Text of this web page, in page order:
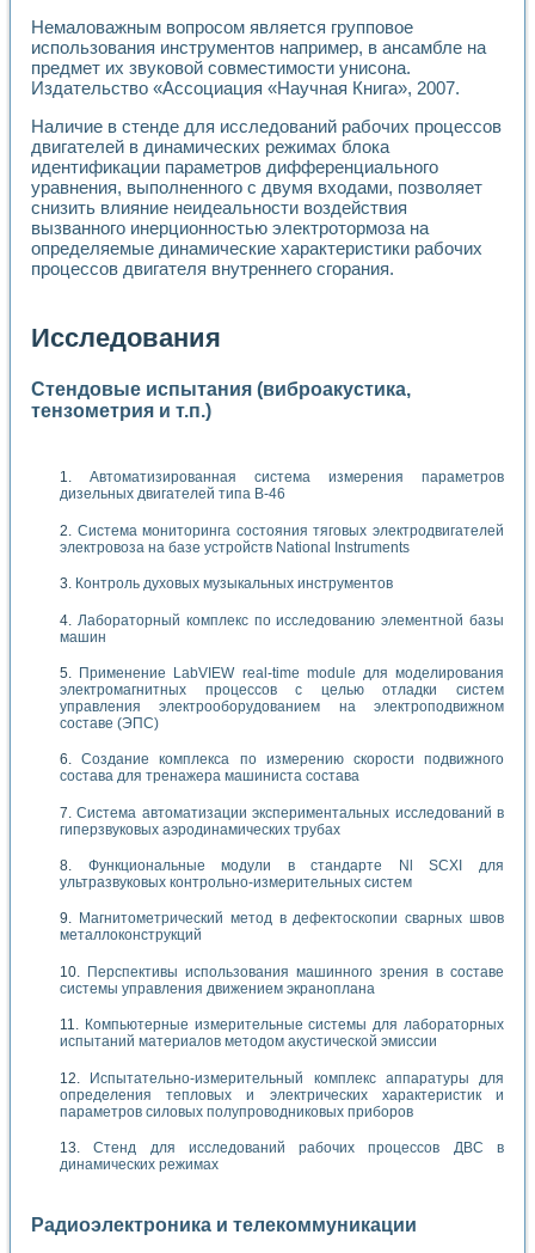
Немаловажным вопросом является групповое
использования инструментов например, в ансамбле на
предмет их звуковой совместимости унисона.
Издательство «Ассоциация «Научная Книга», 2007.
Наличие в стенде для исследований рабочих процессов
двигателей в динамических режимах блока
идентификации параметров дифференциального
уравнения, выполненного с двумя входами, позволяет
снизить влияние неидеальности воздействия
вызванного инерционностью электротормоза на
определяемые динамические характеристики рабочих
процессов двигателя внутреннего сгорания.
Исследования
Стендовые испытания (виброакустика,
тензометрия и т.п.)
Автоматизированная система измерения параметров
дизельных двигателей типа В-46
Система мониторинга состояния тяговых электродвигателей
электровоза на базе устройств National Instruments
Контроль духовых музыкальных инструментов
Лабораторный комплекс по исследованию элементной базы
машин
Применение LabVIEW real-time module для моделирования
электромагнитных процессов с целью отладки систем
управления электрооборудованием на электроподвижном
составе (ЭПС)
Создание комплекса по измерению скорости подвижного
состава для тренажера машиниста состава
Система автоматизации экспериментальных исследований в
гиперзвуковых аэродинамических трубах
Функциональные модули в стандарте Nl SCXI для
ультразвуковых контрольно-измерительных систем
Магнитометрический метод в дефектоскопии сварных швов
металлоконструкций
Перспективы использования машинного зрения в составе
системы управления движением экраноплана
Компьютерные измерительные системы для лабораторных
испытаний материалов методом акустической эмиссии
Испытательно-измерительный комплекс аппаратуры для
определения тепловых и электрических характеристик и
параметров силовых полупроводниковых приборов
Стенд для исследований рабочих процессов ДВС в
динамических режимах
Радиоэлектроника и телекоммуникации